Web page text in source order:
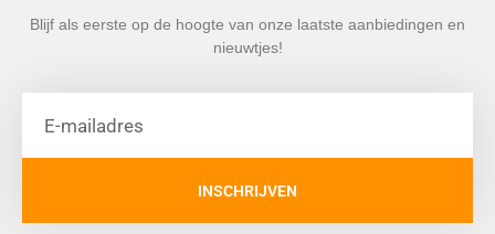
Blijf als eerste op de hoogte van onze laatste aanbiedingen en
nieuwtjes!
INSCHRIJVEN